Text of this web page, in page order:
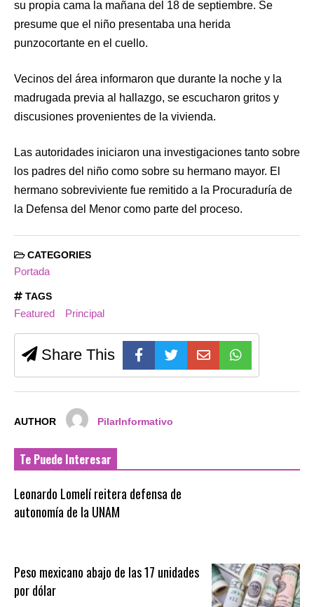
su propia cama la mañana del 18 de septiembre. Se
presume que el niño presentaba una herida
punzocortante en el cuello.
Vecinos del área informaron que durante la noche y la
madrugada previa al hallazgo, se escucharon gritos y
discusiones provenientes de la vivienda.
Las autoridades iniciaron una investigaciones tanto sobre
los padres del niño como sobre su hermano mayor. El
hermano sobreviviente fue remitido a la Procuraduría de
la Defensa del Menor como parte del proceso.
CATEGORIES
Portada
TAGS
Featured Principal
Share This
AUTHOR PilarInformativo
Te Puede Interesar
Leonardo Lomelí reitera defensa de
autonomía de la UNAM
Peso mexicano abajo de las 17 unidades
por dólar